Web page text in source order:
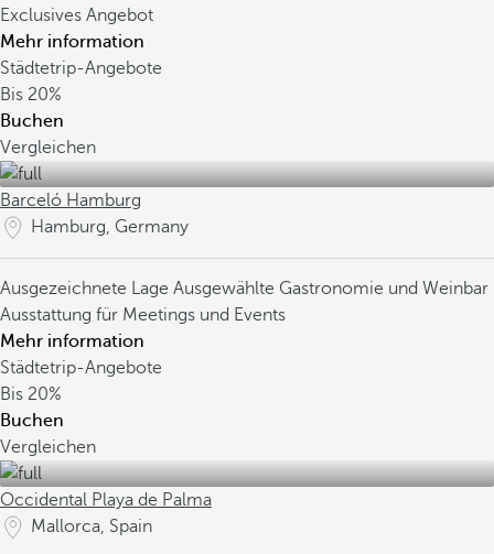
Exclusives Angebot
Mehr information
Städtetrip-Angebote
Bis 20%
Buchen
Vergleichen
Barceló Hamburg
Hamburg, Germany
Ausgezeichnete Lage Ausgewählte Gastronomie und Weinbar
Ausstattung für Meetings und Events
Mehr information
Städtetrip-Angebote
Bis 20%
Buchen
Vergleichen
Occidental Playa de Palma
Mallorca, Spain